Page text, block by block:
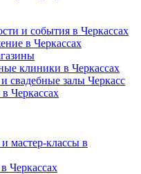
и события в Черкассах
в Черкассах
клиники в Черкассах
свадебные залы Черкасс
Черкассах
мастер-классы в
Черкассах